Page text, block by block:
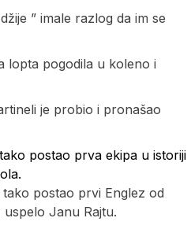
” imale razlog da im se
lopta pogodila u koleno i
je probio i pronašao
postao prva ekipa u istoriji
postao prvi Englez od
Janu Rajtu.